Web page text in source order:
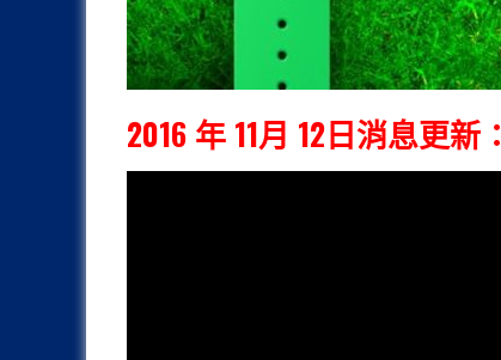
2016 年 11月 12日消息更新：